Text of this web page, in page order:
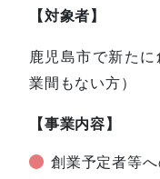
【対象者】
鹿児島市で新た
業間もない方）
【事業内容】
創業予定者等へ